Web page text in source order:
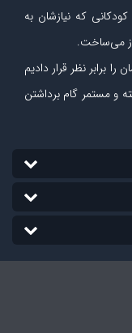
که نیازشان به
می‏‌ساخت.
برابر نظر قرار دادیم
و مستمر گام برداشتن